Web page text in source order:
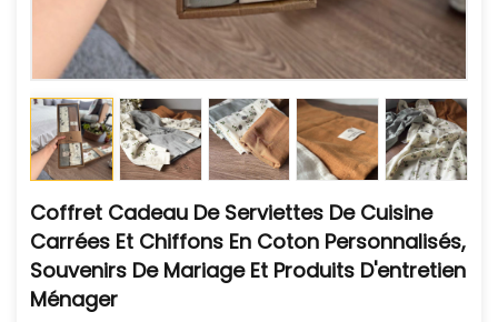
Coffret Cadeau De Serviettes De Cuisine
Carrées Et Chiffons En Coton Personnalisés,
Souvenirs De Mariage Et Produits D'entretien
Ménager